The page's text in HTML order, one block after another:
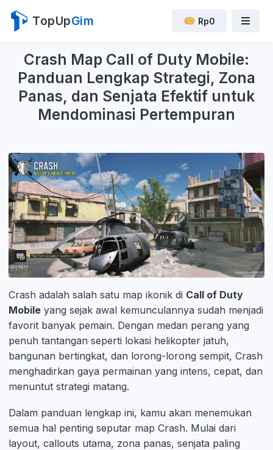
TopUpGim Rp0
Crash Map Call of Duty Mobile:
Panduan Lengkap Strategi, Zona
Panas, dan Senjata Efektif untuk
Mendominasi Pertempuran
Crash adalah salah satu map ikonik di Call of Duty
Mobile yang sejak awal kemunculannya sudah menjadi
favorit banyak pemain. Dengan medan perang yang
penuh tantangan seperti lokasi helikopter jatuh,
bangunan bertingkat, dan lorong-lorong sempit, Crash
menghadirkan gaya permainan yang intens, cepat, dan
menuntut strategi matang.
Dalam panduan lengkap ini, kamu akan menemukan
semua hal penting seputar map Crash. Mulai dari
layout, callouts utama, zona panas, senjata paling